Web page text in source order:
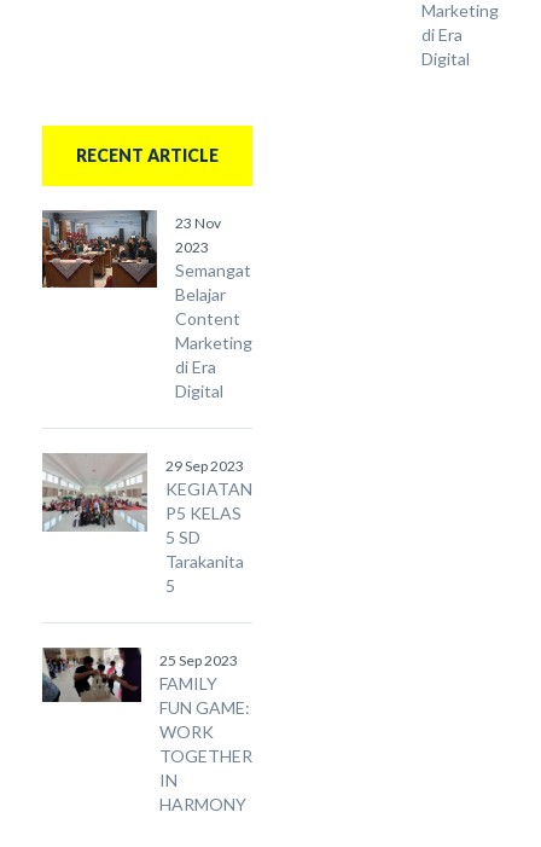
Marketing
di Era
Digital
RECENT ARTICLE
23 Nov
2023
Semangat
Belajar
Content
Marketing
di Era
Digital
29 Sep 2023
KEGIATAN
P5 KELAS
5 SD
Tarakanita
5
25 Sep 2023
FAMILY
FUN GAME:
WORK
TOGETHER
IN
HARMONY